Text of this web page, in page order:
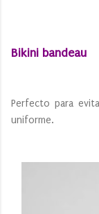
Bikini bandeau
Perfecto para
uniforme.